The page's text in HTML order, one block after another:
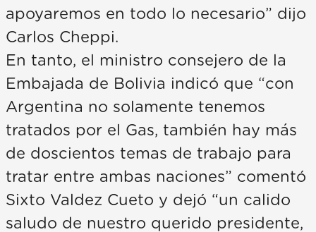
apoyaremos en todo lo necesario” dijo
Carlos Cheppi.
En tanto, el ministro consejero de la
Embajada de Bolivia indicó que “con
Argentina no solamente tenemos
tratados por el Gas, también hay más
de doscientos temas de trabajo para
tratar entre ambas naciones” comentó
Sixto Valdez Cueto y dejó “un calido
saludo de nuestro querido presidente,